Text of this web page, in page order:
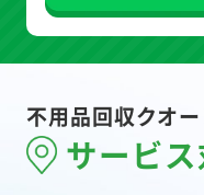
不用品回収クオ
サービ